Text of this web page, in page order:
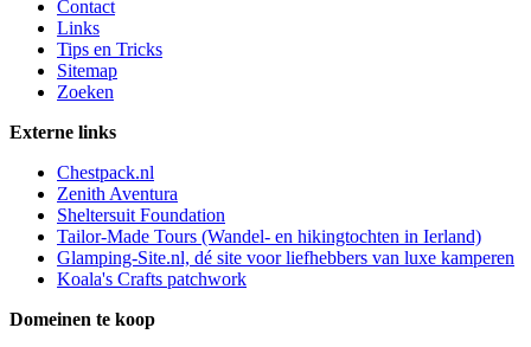
Contact
Links
Tips en Tricks
Sitemap
Zoeken
Externe links
Chestpack.nl
Zenith Aventura
Sheltersuit Foundation
Tailor-Made Tours (Wandel- en hikingtochten in Ierland)
Glamping-Site.nl, dé site voor liefhebbers van luxe kamperen
Koala's Crafts patchwork
Domeinen te koop